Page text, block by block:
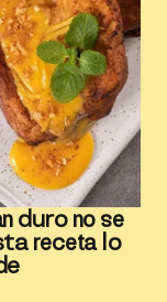
duro no se
receta lo